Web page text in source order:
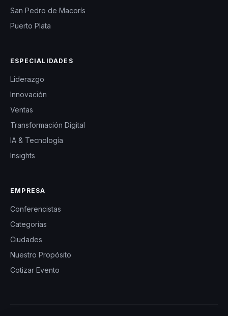
San Pedro de Macorís
Puerto Plata
ESPECIALIDADES
Liderazgo
Innovación
Ventas
Transformación Digital
IA & Tecnología
Insights
EMPRESA
Conferencistas
Categorías
Ciudades
Nuestro Propósito
Cotizar Evento